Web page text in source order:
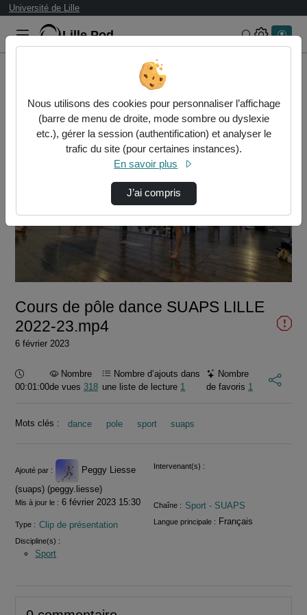
Université de Lille
Lille.Pod Rechercher
Cours de pôle dance SUAPS LILLE 2022-23.mp4
Lire
la
vidéo
Cours de pôle dance SUAPS LILLE
2022-23.mp4
6 février 2023
Durée :
00:01:00
Nombre
de vues 318
Nombre d’ajouts dans
une liste de lecture 1
Nombre
de favoris 1
Mots clés : dance pole sport suaps
Informations
Ajouté par :
Peggy Liesse
(suaps) (peggy.liesse)
Intervenant(s) :
Mis à jour le : 6 février 2023 15:30 Chaîne : Sport - SUAPS
Type : Clip de présentation Langue principale : Français
Discipline(s) :
Sport
Nous utilisons des cookies pour personnaliser l’affichage
(barre de menu de droite, mode sombre ou dyslexie
etc.), gérer la session (authentification) et analyser le
trafic du site (pour certaines instances).
En savoir plus
J’ai compris